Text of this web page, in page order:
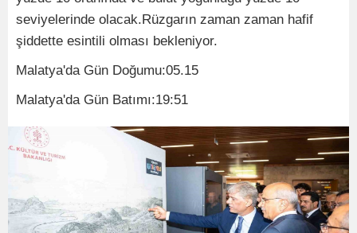
seviyelerinde olacak.Rüzgarın zaman zaman hafif
şiddette esintili olması bekleniyor.
Malatya'da Gün Doğumu:05.15
Malatya'da Gün Batımı:19:51